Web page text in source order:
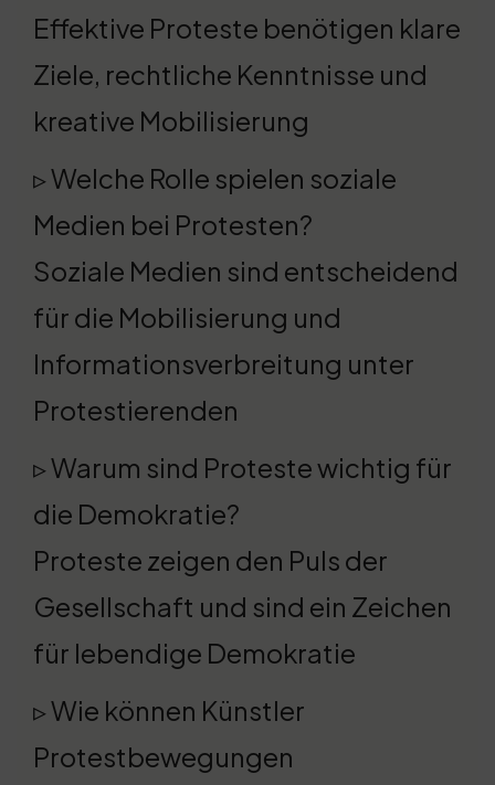
Effektive Proteste benötigen klare
Ziele, rechtliche Kenntnisse und
kreative Mobilisierung
▹ Welche Rolle spielen soziale
Medien bei Protesten?
Soziale Medien sind entscheidend
für die Mobilisierung und
Informationsverbreitung unter
Protestierenden
▹ Warum sind Proteste wichtig für
die Demokratie?
Proteste zeigen den Puls der
Gesellschaft und sind ein Zeichen
für lebendige Demokratie
▹ Wie können Künstler
Protestbewegungen